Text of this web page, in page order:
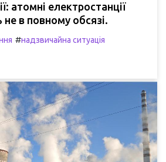
атомні електростанції
в повному обсязі.
#надзвичайна ситуація